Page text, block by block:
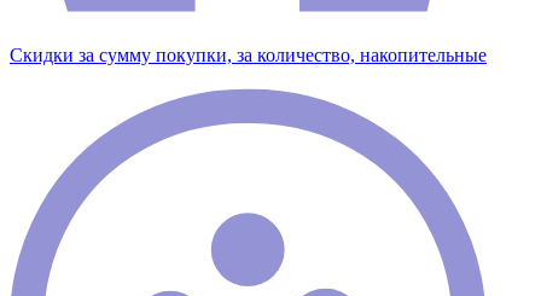
Скидки за сумму покупки, за количество, накопительные